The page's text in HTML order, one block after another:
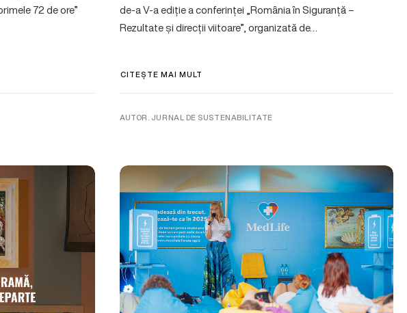
72 de ore”
de-a V-a ediție a conferinței „România în Siguranță –
Rezultate și direcții viitoare”, organizată de…
CITEȘTE MAI MULT
AUTOR. JURNAL DE SUSTENABILITATE